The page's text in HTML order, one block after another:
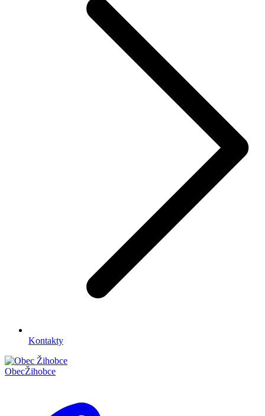
Kontakty
ObecŽihobce